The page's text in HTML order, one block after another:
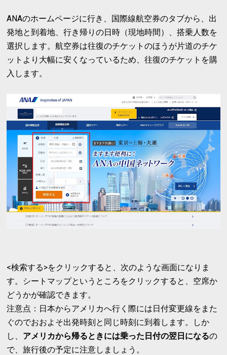
ANAのホームページに行き、国際線航空券のタブから、出
発地と到着地、行き帰りの日時（現地時間）、搭乗人数を
選択します。航空券は往復のチケットのほうが片道のチケ
ットより大幅に安くなっているため、往復のチケットを購
入します。
<検索する>をクリックすると、次のような画面になりま
す。シートマップというところをクリックすると、空席か
どうかが確認できます。
注意点：日本からアメリカへ行く際には日付変更線をまた
ぐのでおおよそ出発時刻と同じ時刻に到着します。しか
し、 アメリカから帰るときには乗った日付の翌日になるの
で、旅行後の予定に注意しましょう。